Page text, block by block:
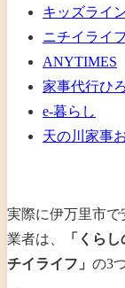
キッズライ
ニチイライフ
ANYTIMES
家事代行ひ
e-暮らし
天の川家事
実際に伊万里市で
業者は、
「くら
チイライフ」 の3